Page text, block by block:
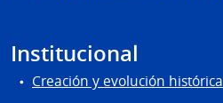
Institucional
Creación y evolución histórica